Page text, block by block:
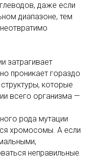
даже если
диапазоне, тем
затрагивает
проникает гораздо
которые
всего организма —
рода мутации
хромосомы. А если
неправильные